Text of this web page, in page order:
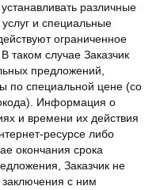
различные
и специальные
ограниченное
таком случае Заказчик
предложений,
по специальной цене (со
Информация о
и времени их действия
ресурсе либо
окончания срока
Заказчик не
заключения с ним